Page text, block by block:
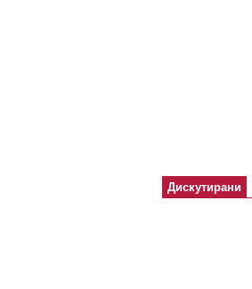
Дискутирани